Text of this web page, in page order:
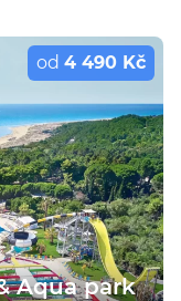
od 4 490 Kč
Aqua park